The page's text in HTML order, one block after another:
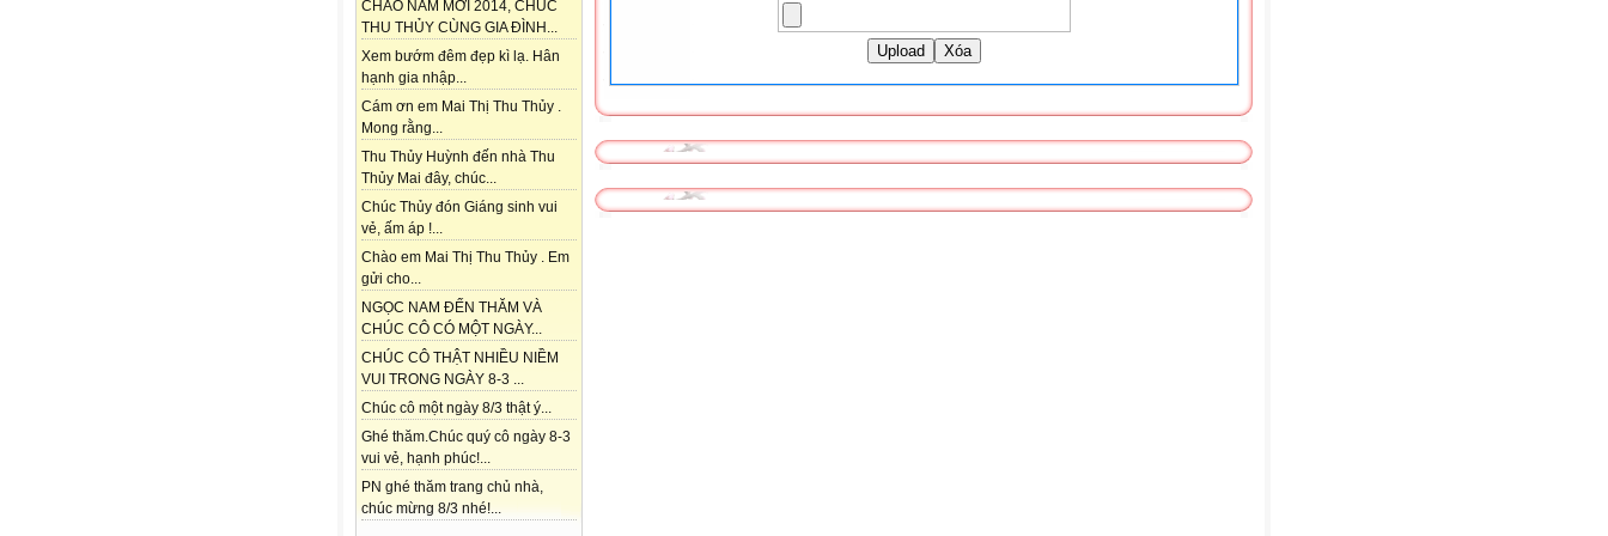
CHÀO NĂM MỚI 2014, CHÚC
THU THỦY CÙNG GIA ĐÌNH...
Xem bướm đêm đẹp kì lạ. Hân
hạnh gia nhập...
Cám ơn em Mai Thị Thu Thủy .
Mong rằng...
Thu Thủy Huỳnh đến nhà Thu
Thủy Mai đây, chúc...
Chúc Thủy đón Giáng sinh vui
vẻ, ấm áp !...
Chào em Mai Thị Thu Thủy . Em
gửi cho...
NGỌC NAM ĐẾN THĂM VÀ
CHÚC CÔ CÓ MỘT NGÀY...
CHÚC CÔ THẬT NHIỀU NIỀM
VUI TRONG NGÀY 8-3 ...
Chúc cô một ngày 8/3 thật ý...
Ghé thăm.Chúc quý cô ngày 8-3
vui vẻ, hạnh phúc!...
PN ghé thăm trang chủ nhà,
chúc mừng 8/3 nhé!...
Upload Xóa